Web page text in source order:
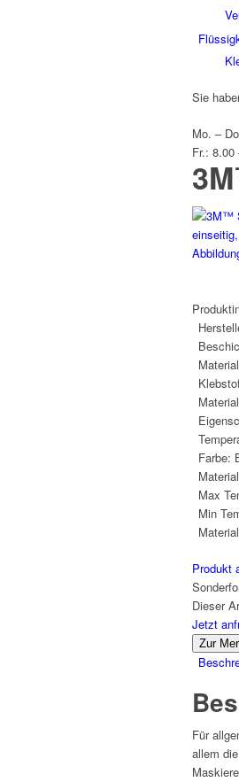
Sie
Mo. –
Fr.: 8.00
Farbe:
Max
Min
Produkt
Dieser
Jetzt
Zur
Für
allem